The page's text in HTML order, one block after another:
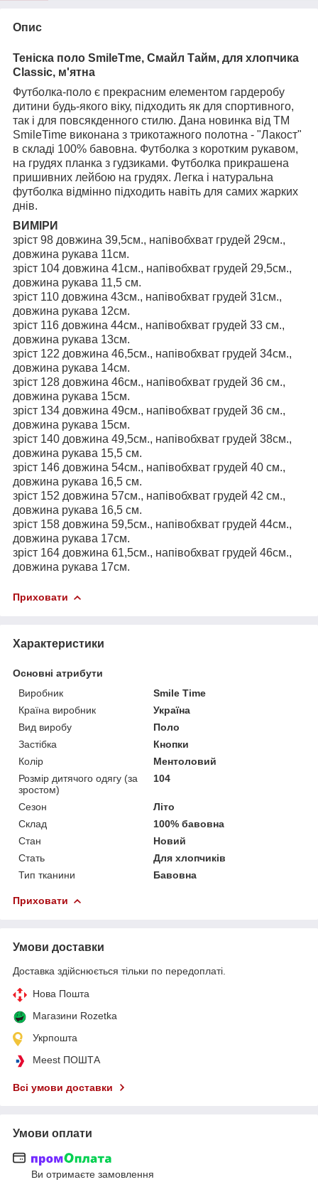
Опис
Теніска поло SmileTme, Смайл Тайм, для хлопчика
Classic, м'ятна
Футболка-поло є прекрасним елементом гардеробу
дитини будь-якого віку, підходить як для спортивного,
так і для повсякденного стилю. Дана новинка від ТМ
SmileTime виконана з трикотажного полотна - "Лакост"
в складі 100% бавовна. Футболка з коротким рукавом,
на грудях планка з гудзиками. Футболка прикрашена
пришивних лейбою на грудях. Легка і натуральна
футболка відмінно підходить навіть для самих жарких
днів.
ВИМІРИ
зріст 98 довжина 39,5см., напівобхват грудей 29см.,
довжина рукава 11см.
зріст 104 довжина 41см., напівобхват грудей 29,5см.,
довжина рукава 11,5 см.
зріст 110 довжина 43см., напівобхват грудей 31см.,
довжина рукава 12см.
зріст 116 довжина 44см., напівобхват грудей 33 см.,
довжина рукава 13см.
зріст 122 довжина 46,5см., напівобхват грудей 34см.,
довжина рукава 14см.
зріст 128 довжина 46см., напівобхват грудей 36 см.,
довжина рукава 15см.
зріст 134 довжина 49см., напівобхват грудей 36 см.,
довжина рукава 15см.
зріст 140 довжина 49,5см., напівобхват грудей 38см.,
довжина рукава 15,5 см.
зріст 146 довжина 54см., напівобхват грудей 40 см.,
довжина рукава 16,5 см.
зріст 152 довжина 57см., напівобхват грудей 42 см.,
довжина рукава 16,5 см.
зріст 158 довжина 59,5см., напівобхват грудей 44см.,
довжина рукава 17см.
зріст 164 довжина 61,5см., напівобхват грудей 46см.,
довжина рукава 17см.
Приховати
Характеристики
Основні атрибути
Виробник
Smile Time
Країна виробник
Україна
Вид виробу
Поло
Застібка
Кнопки
Колір
Ментоловий
Розмір дитячого одягу (за
зростом)
104
Сезон
Літо
Склад
100% бавовна
Стан
Новий
Стать
Для хлопчиків
Тип тканини
Бавовна
Приховати
Умови доставки
Доставка здійснюється тільки по передоплаті.
Нова Пошта
Магазини Rozetka
Укрпошта
Meest ПОШТА
Всі умови доставки
Умови оплати
Ви отримаєте замовлення